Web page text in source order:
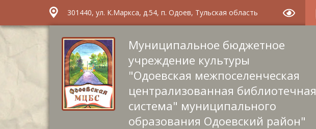
301440, ул. К.Маркса, д.54, п. Одоев, Тульская область
Муниципальное бюджетное
учреждение культуры
"Одоевская межпоселенческая
централизованная библиотечная
система" муниципального
образования Одоевский район"